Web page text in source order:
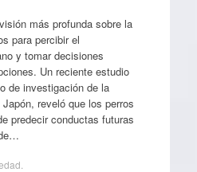
más profunda sobre la
para percibir el
y tomar decisiones
Un reciente estudio
de investigación de la
reveló que los perros
predecir conductas futuras